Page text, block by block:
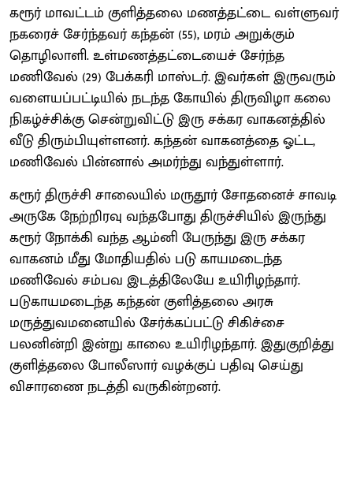
கரூர் மாவட்டம் குளித்தலை மணத்தட்டை வள்ளுவர்
நகரைச் சேர்ந்தவர் கந்தன் (55), மரம் அறுக்கும்
தொழிலாளி. உள்மணத்தட்டையைச் சேர்ந்த
மணிவேல் (29) பேக்கரி மாஸ்டர். இவர்கள் இருவரும்
வளையப்பட்டியில் நடந்த கோயில் திருவிழா கலை
நிகழ்ச்சிக்கு சென்றுவிட்டு இரு சக்கர வாகனத்தில்
வீடு திரும்பியுள்ளனர். கந்தன் வாகனத்தை ஓட்ட,
மணிவேல் பின்னால் அமர்ந்து வந்துள்ளார்.
கரூர் திருச்சி சாலையில் மருதூர் சோதனைச் சாவடி
அருகே நேற்றிரவு வந்தபோது திருச்சியில் இருந்து
கரூர் நோக்கி வந்த ஆம்னி பேருந்து இரு சக்கர
வாகனம் மீது மோதியதில் படு காயமடைந்த
மணிவேல் சம்பவ இடத்திலேயே உயிரிழந்தார்.
படுகாயமடைந்த கந்தன் குளித்தலை அரசு
மருத்துவமனையில் சேர்க்கப்பட்டு சிகிச்சை
பலனின்றி இன்று காலை உயிரிழந்தார். இதுகுறித்து
குளித்தலை போலீஸார் வழக்குப் பதிவு செய்து
விசாரணை நடத்தி வருகின்றனர்.